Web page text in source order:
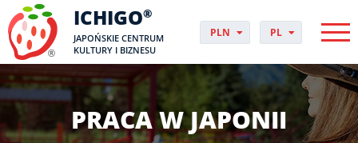
ICHIGO®
JAPOŃSKIE CENTRUM
KULTURY I BIZNESU
PLN
USD
CHF
DKK
PL
DA
DE
EN
ES
PRACA W JAPONII